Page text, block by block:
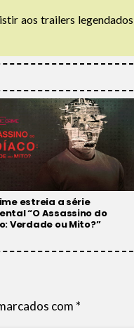
aos trailers legendados
estreia a série
“O Assassino do
Verdade ou Mito?”
com *